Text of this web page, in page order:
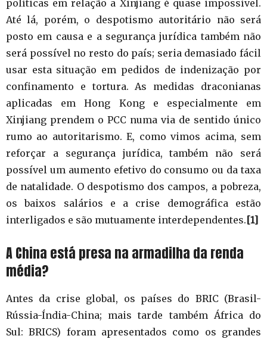
políticas em relação a Xinjiang é quase impossível.
Até lá, porém, o despotismo autoritário não será
posto em causa e a segurança jurídica também não
será possível no resto do país; seria demasiado fácil
usar esta situação em pedidos de indenização por
confinamento e tortura. As medidas draconianas
aplicadas em Hong Kong e especialmente em
Xinjiang prendem o PCC numa via de sentido único
rumo ao autoritarismo. E, como vimos acima, sem
reforçar a segurança jurídica, também não será
possível um aumento efetivo do consumo ou da taxa
de natalidade. O despotismo dos campos, a pobreza,
os baixos salários e a crise demográfica estão
interligados e são mutuamente interdependentes. [1]
A China está presa na armadilha da renda
média?
Antes da crise global, os países do BRIC (Brasil-
Rússia-Índia-China; mais tarde também África do
Sul: BRICS) foram apresentados como os grandes